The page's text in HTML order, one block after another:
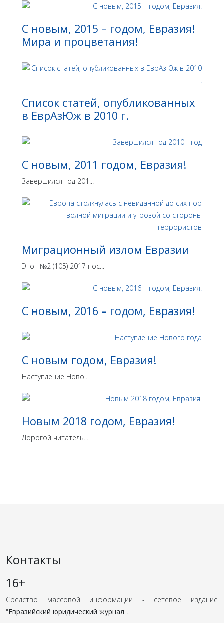
С новым, 2015 – годом, Евразия!
Мира и процветания!
Список статей, опубликованных
в ЕврАзЮж в 2010 г.
С новым, 2011 годом, Евразия!
Завершился год 201...
Миграционный излом Евразии
Этот №2 (105) 2017 пос...
С новым, 2016 – годом, Евразия!
С новым годом, Евразия!
Наступление Ново...
Новым 2018 годом, Евразия!
Дорогой читатель...
Контакты
16+
Средство массовой информации - сетевое издание
"Евразийский юридический журнал".